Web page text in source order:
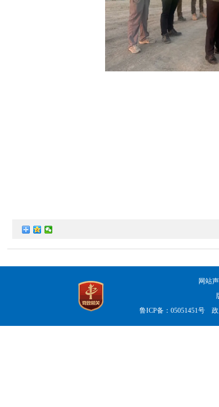
网站
鲁ICP备：05051451号